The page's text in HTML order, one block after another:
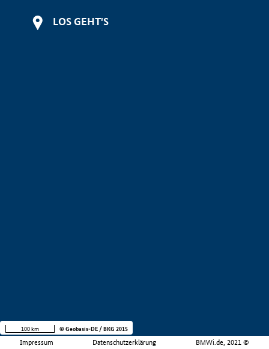
LOS GEHT'S
Impressum Datenschutzerklärung BMWi.de, 2021 ©
100 km © Geobasis-DE / BKG 2015